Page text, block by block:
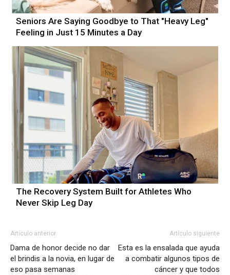
Seniors Are Saying Goodbye to That "Heavy Leg"
Feeling in Just 15 Minutes a Day
The Recovery System Built for Athletes Who
Never Skip Leg Day
Artículo anterior
Dama de honor decide no dar
el brindis a la novia, en lugar de
eso pasa semanas
Artículo siguiente
Esta es la ensalada que ayuda
a combatir algunos tipos de
cáncer y que todos